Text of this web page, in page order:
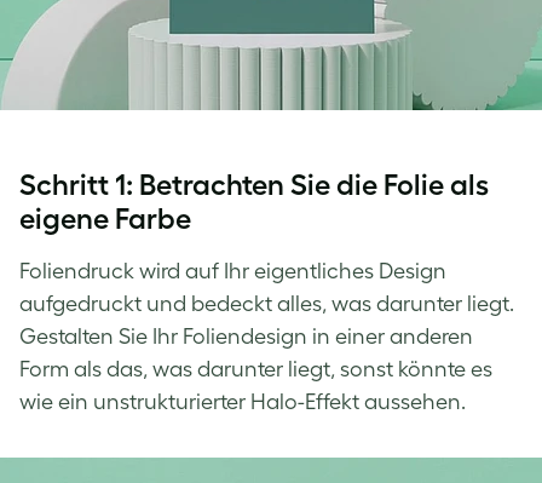
Schritt 1: Betrachten Sie die Folie als
eigene Farbe
Foliendruck wird auf Ihr eigentliches Design
aufgedruckt und bedeckt alles, was darunter liegt.
Gestalten Sie Ihr Foliendesign in einer anderen
Form als das, was darunter liegt, sonst könnte es
wie ein unstrukturierter Halo-Effekt aussehen.